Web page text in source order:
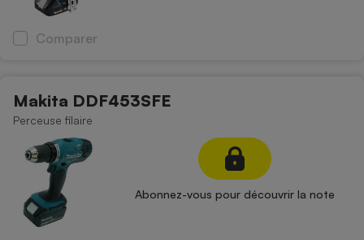
Comparer
Makita DDF453SFE
Perceuse filaire
Abonnez-vous pour découvrir la note